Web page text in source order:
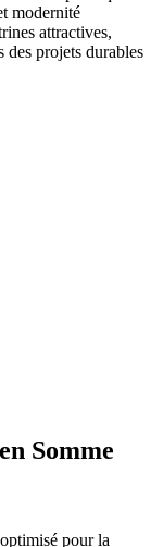
modernité
attractives,
projets durables
Somme
pour la